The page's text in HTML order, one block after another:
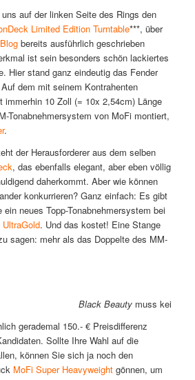
auf der linken Seite des Rings den
Limited Edition Turntable***, über
bereits ausführlich geschrieben
ist sein besonders schön lackiertes
Hier stand ganz eindeutig das Fender
dem mit seinem Kontrahenten
immerhin 10 Zoll (= 10x 2,54cm) Länge
Tonabnehmersystem von MoFi montiert,
.
der Herausforderer aus dem selben
, das ebenfalls elegant, aber eben völlig
daherkommt. Aber wie können
konkurrieren? Ganz einfach: Es gibt
neues Topp-Tonabnehmersystem bei
UltraGold. Und das kostet! Eine Stange
sagen: mehr als das Doppelte des MM-
Black Beautymuss kein
gerademal 150.- € Preisdifferenz
Sollte Ihre Wahl auf die
können Sie sich ja noch den
MoFi Super Heavyweightgönnen, um